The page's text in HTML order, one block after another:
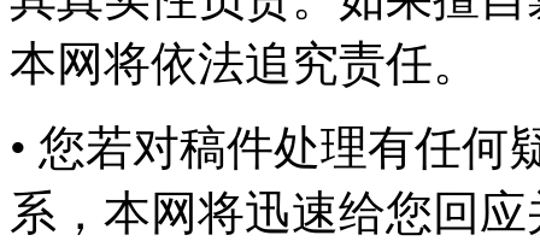
本网将依法追究责任。
• 您若对稿件处理有任何
系，本网将迅速给您回